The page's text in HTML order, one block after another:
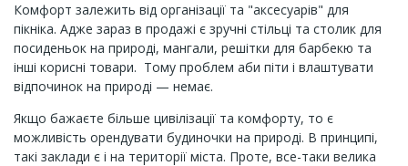
Комфорт залежить від організації та "аксесуарів" для
пікніка. Адже зараз в продажі є зручні стільці та столик для
посиденьок на природі, мангали, решітки для барбекю та
інші корисні товари. Тому проблем аби піти і влаштувати
відпочинок на природі — немає.
Якщо бажаєте більше цивілізації та комфорту, то є
можливість орендувати будиночки на природі. В принципі,
такі заклади є і на території міста. Проте, все-таки велика